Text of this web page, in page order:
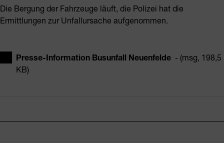
Die Bergung der Fahrzeuge läuft, die Polizei hat die
Ermittlungen zur Unfallursache aufgenommen.
Presse-Information Busunfall Neuenfelde - (msg, 198,5
KB)